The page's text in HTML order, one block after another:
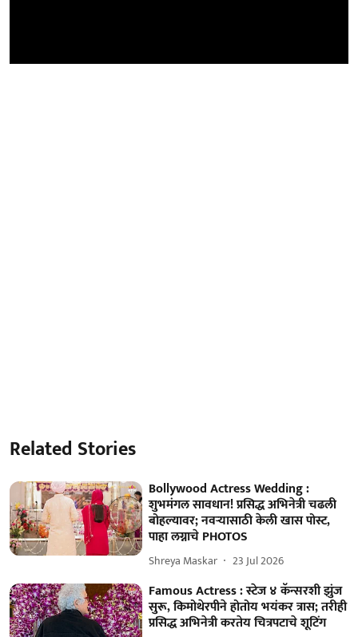
Related Stories
Bollywood Actress Wedding :
शुभमंगल सावधान! प्रसिद्ध अभिनेत्री चढली
बोहल्यावर; नवऱ्यासाठी केली खास पोस्ट,
पाहा लग्नाचे PHOTOS
Shreya Maskar 23 Jul 2026
Famous Actress : स्टेज ४ कॅन्सरशी झुंज
सुरू, किमोथेरपीने होतोय भयंकर त्रास; तरीही
प्रसिद्ध अभिनेत्री करतेय चित्रपटाचे शूटिंग